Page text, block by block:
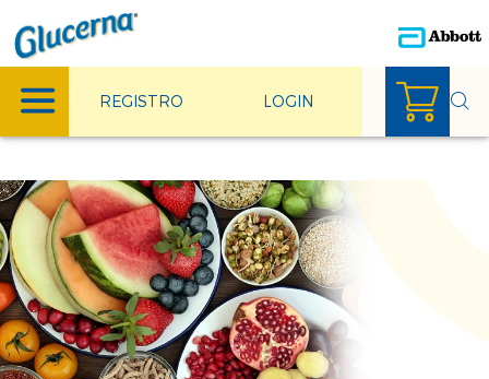
REGISTRO LOGIN